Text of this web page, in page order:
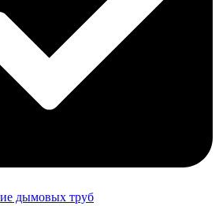
дымовых труб